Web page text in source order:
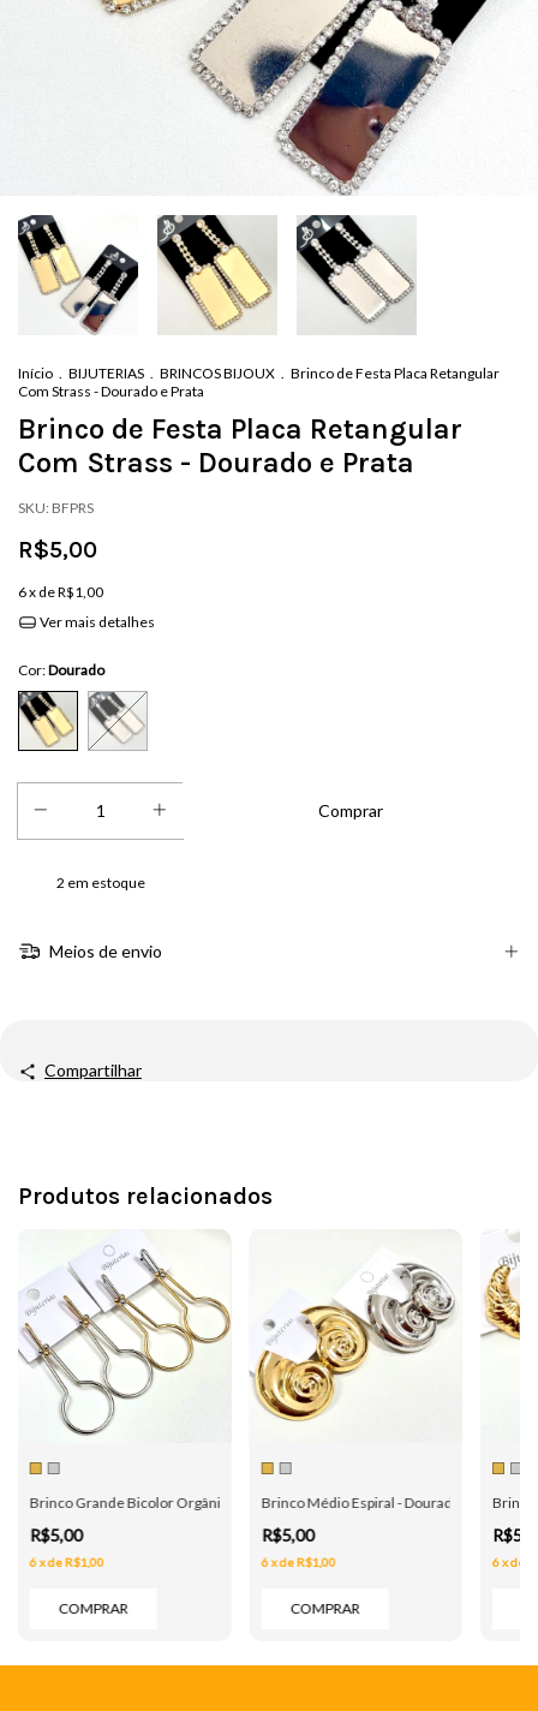
Início . BIJUTERIAS . BRINCOS BIJOUX . Brinco de Festa Placa Retangular
Com Strass - Dourado e Prata
Brinco de Festa Placa Retangular
Com Strass - Dourado e Prata
SKU: BFPRS
R$5,00
6x deR$1,00
Ver mais detalhes
Cor:Dourado
2 em estoque
Meios de envio
Compartilhar
Produtos relacionados
- Dourado e Prata
Brinco Grande Bicolor Orgânico - Dourado e Prata
R$5,00
6xdeR$1,00
COMPRAR
Brinco Médio Espiral - Dourado e Prata
R$5,00
6xdeR$1,00
COMPRAR
Brinco
6xde